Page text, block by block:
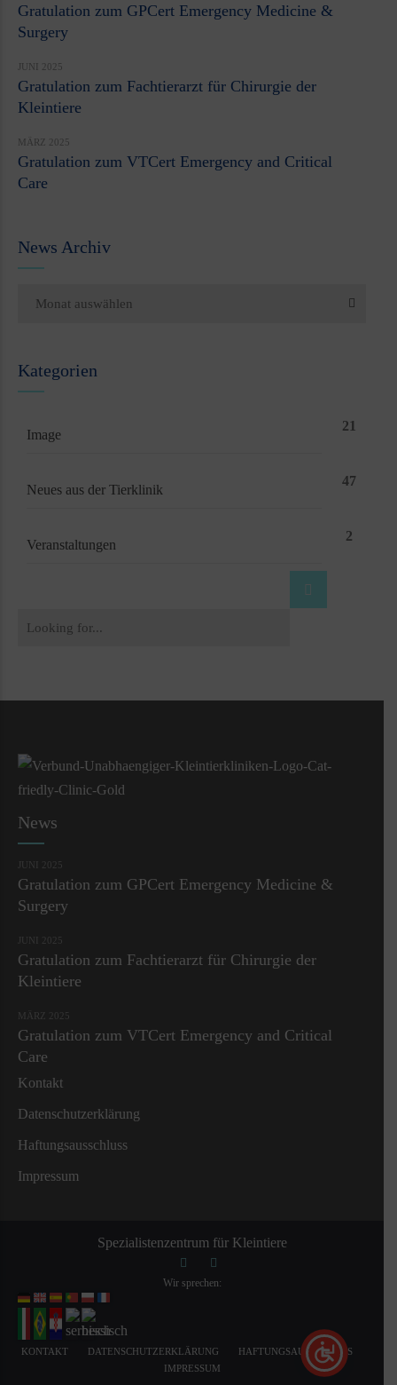
Gratulation zum GPCert Emergency Medicine &
Surgery
JUNI 2025
Gratulation zum Fachtierarzt für Chirurgie der
Kleintiere
MÄRZ 2025
Gratulation zum VTCert Emergency and Critical
Care
News Archiv
Monat auswählen
Kategorien
Image
21
Neues aus der Tierklinik
47
Veranstaltungen
2
News
JUNI 2025
Gratulation zum GPCert Emergency Medicine &
Surgery
JUNI 2025
Gratulation zum Fachtierarzt für Chirurgie der
Kleintiere
MÄRZ 2025
Gratulation zum VTCert Emergency and Critical
Care
Kontakt
Datenschutzerklärung
Haftungsausschluss
Impressum
Spezialistenzentrum für Kleintiere
Wir sprechen:
KONTAKT DATENSCHUTZERKLÄRUNG
HAFTUNGSAUSSCHLUSS
IMPRESSUM